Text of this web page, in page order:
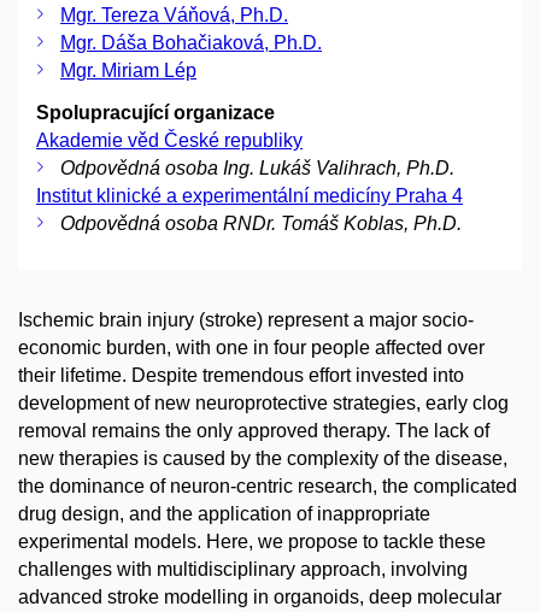
Mgr. Tereza Váňová, Ph.D.
Mgr. Dáša Bohačiaková, Ph.D.
Mgr. Miriam Lép
Spolupracující organizace
Akademie věd České republiky
Odpovědná osoba Ing. Lukáš Valihrach, Ph.D.
Institut klinické a experimentální medicíny Praha 4
Odpovědná osoba RNDr. Tomáš Koblas, Ph.D.
Ischemic brain injury (stroke) represent a major socio-
economic burden, with one in four people affected over
their lifetime. Despite tremendous effort invested into
development of new neuroprotective strategies, early clog
removal remains the only approved therapy. The lack of
new therapies is caused by the complexity of the disease,
the dominance of neuron-centric research, the complicated
drug design, and the application of inappropriate
experimental models. Here, we propose to tackle these
challenges with multidisciplinary approach, involving
advanced stroke modelling in organoids, deep molecular